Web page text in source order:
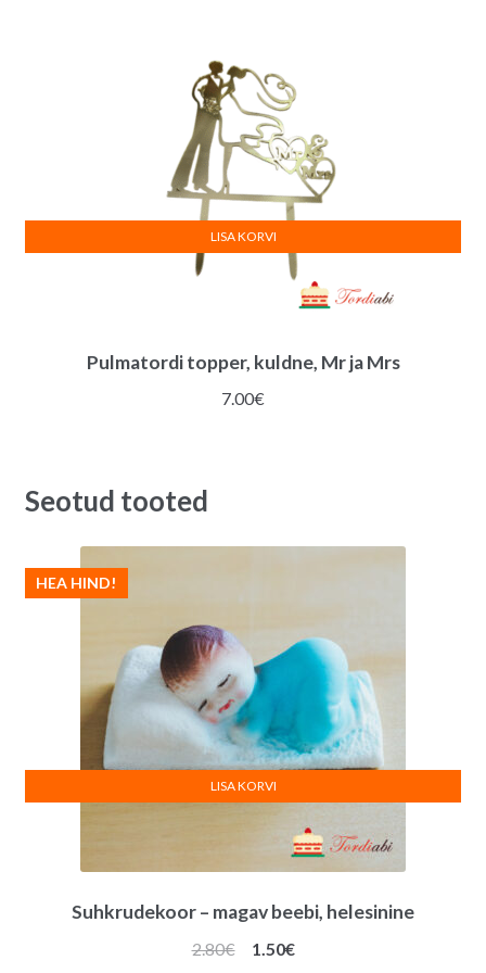
Pulmatordi topper, kuldne, Mr ja Mrs
7.00€
LISA KORVI
Seotud tooted
Suhkrudekoor – magav beebi, helesinine
HEA HIND!
2.80€
Algne
1.50€Praegune
LISA KORVI